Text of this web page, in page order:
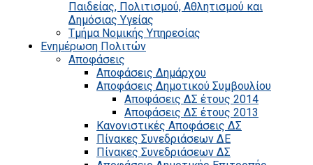
Παιδείας, Πολιτισμού, Αθλητισμού και
Δημόσιας Υγείας
Τμήμα Νομικής Υπηρεσίας
Ενημέρωση Πολιτών
Αποφάσεις
Αποφάσεις Δημάρχου
Αποφάσεις Δημοτικού Συμβουλίου
Αποφάσεις ΔΣ έτους 2014
Αποφάσεις ΔΣ έτους 2013
Κανονιστικές Αποφάσεις ΔΣ
Πίνακες Συνεδριάσεων ΔΕ
Πίνακες Συνεδριάσεων ΔΣ